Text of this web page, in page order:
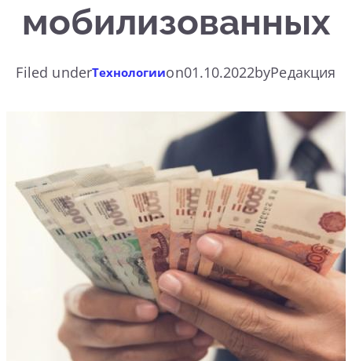
мобилизованных
Filed underТехнологииon01.10.2022byРедакция